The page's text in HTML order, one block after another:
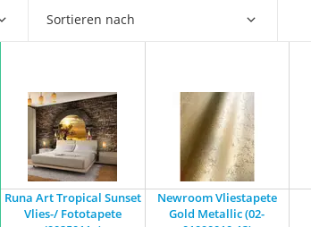
Sortieren nach
Runa Art Tropical Sunset
Vlies-/ Fototapete
Newroom Vliestapete
Gold Metallic (02-